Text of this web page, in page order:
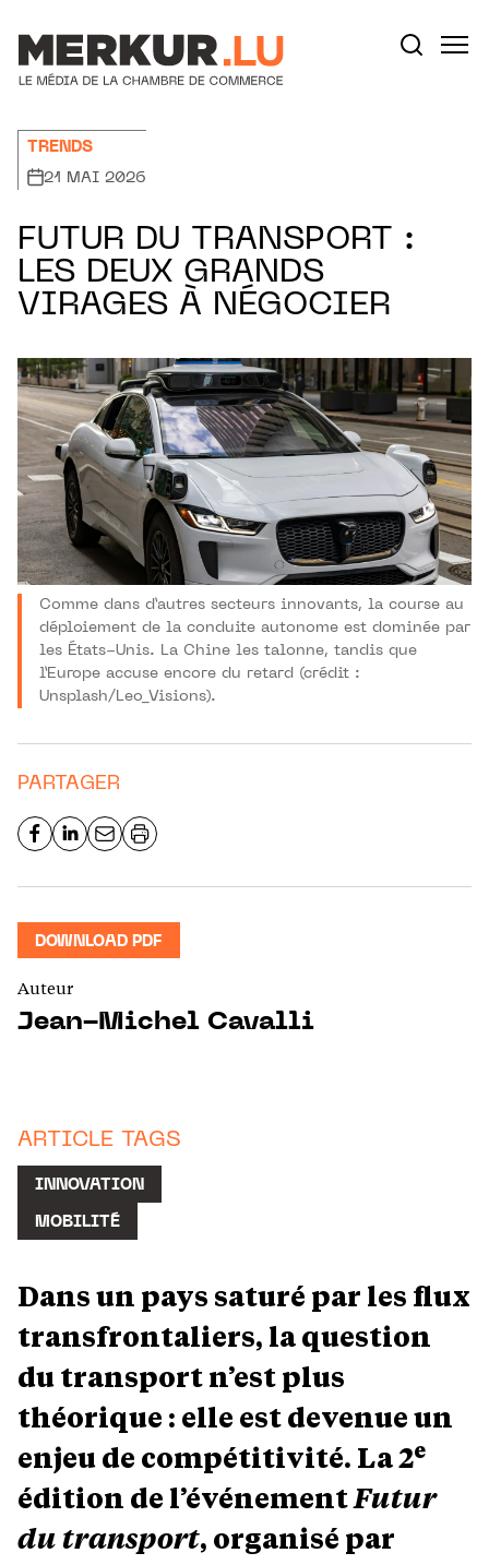
TRENDS
21 MAI 2026
FUTUR DU TRANSPORT :
LES DEUX GRANDS
VIRAGES À NÉGOCIER
Comme dans d’autres secteurs innovants, la course au
déploiement de la conduite autonome est dominée par
les États-Unis. La Chine les talonne, tandis que
l’Europe accuse encore du retard (crédit :
Unsplash/Leo_Visions).
PARTAGER
DOWNLOAD PDF
Auteur
Jean-Michel Cavalli
ARTICLE TAGS
INNOVATION
MOBILITÉ
Dans un pays saturé par les flux
transfrontaliers, la question
du transport n’est plus
théorique : elle est devenue un
enjeu de compétitivité. La 2e
édition de l’événementFutur
du transport, organisé par